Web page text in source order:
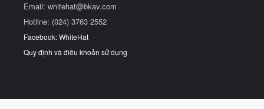
Email: whitehat@bkav.com
Hotline: (024) 3763 2552
Facebook: WhiteHat
Quy định và điều khoản sử dụng